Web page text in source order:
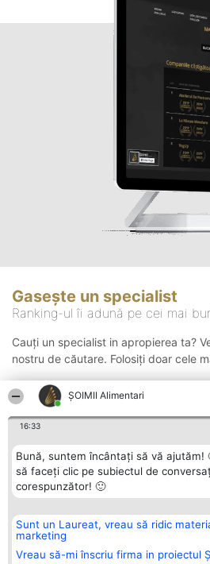
ŞOIMII Alimentari
16:33
Bună, suntem încântați să vă ajutăm!
să faceți clic pe subiectul de
corespunzător! 🙂
Sunt un Laureat, vreau să ridic
marketing
Vreau să-mi înscriu firma in proiectul
Gasește un specialist
Ranking-ul îi adună pe cei mai
Cauți un specialist in apropierea ta?
nostru de căutare. Folosiți doar cele
Organizator Ranking
BRIGHT SOLUTIONS BR SRL
Aleea Timisul De Sus 2 Bl. A30
Sc. A Et. 4 Ap. 13 Cod 061952
Plebiscyt
Lista Tuturor
Laureaților